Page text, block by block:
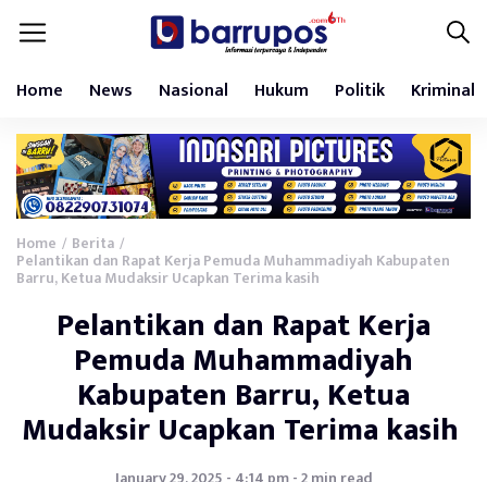
Home News Nasional Hukum Politik Kriminal
Home / Berita /
Pelantikan dan Rapat Kerja Pemuda Muhammadiyah Kabupaten
Barru, Ketua Mudaksir Ucapkan Terima kasih
Pelantikan dan Rapat Kerja
Pemuda Muhammadiyah
Kabupaten Barru, Ketua
Mudaksir Ucapkan Terima kasih